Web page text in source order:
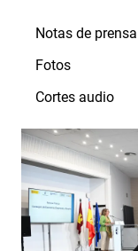
Notas de prensa
Fotos
Cortes audio